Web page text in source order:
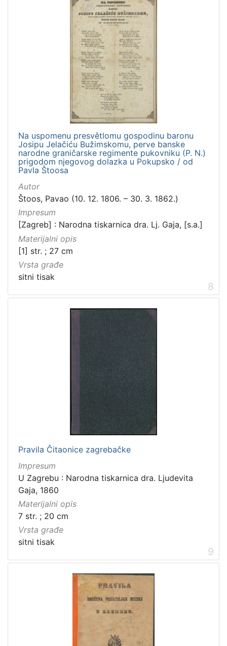
Na uspomenu presvětlomu gospodinu baronu
Josipu Jelačiću Bužimskomu, perve banske
narodne graničarske regimente pukovniku (P. N.)
prigodom njegovog dolazka u Pokupsko / od
Pavla Štoosa
Autor
Štoos, Pavao (10. 12. 1806. – 30. 3. 1862.)
Impresum
[Zagreb] : Narodna tiskarnica dra. Lj. Gaja, [s.a.]
Materijalni opis
[1] str. ; 27 cm
Vrsta građe
sitni tisak
8
Pravila Čitaonice zagrebačke
Impresum
U Zagrebu : Narodna tiskarnica dra. Ljudevita
Gaja, 1860
Materijalni opis
7 str. ; 20 cm
Vrsta građe
sitni tisak
9